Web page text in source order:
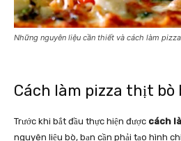
Những nguyên liệu cần thiết và cách làm
Cách làm pizza thịt bò
Trước khi bắt đầu thực hiện được cách
nguyên liệu bò, bạn cần phải tạo hình